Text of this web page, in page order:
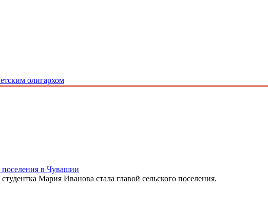
олигархом
поселения в Чувашии
Мария Иванова стала главой сельского поселения.